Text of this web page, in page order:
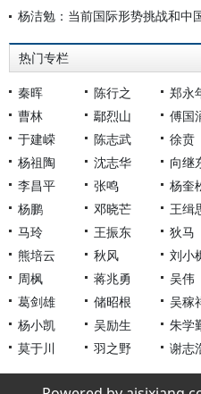
杨洁勉：当前国际形势挑战和中
热门专栏
秦晖 陈行之 郑永
曹林
鄢烈山 傅国
于建嵘
陈志武 徐贲
杨祖陶
沈志华 向继
李昌平
张鸣 杨奎
杨鹏
邓晓芒 王缉
马玲
王振东 狄马
熊培云
秋风 刘小
周枫
蒋兆勇 吴伟
葛剑雄
储昭根 吴稼
杨小凯
吴励生 朱学
莫于川
羽之野 谢志